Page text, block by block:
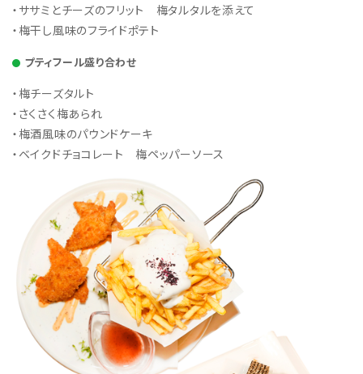
・ササミとチーズのフリット 梅タルタルを添えて
・梅干し風味のフライドポテト
プティフール盛り合わせ
・梅チーズタルト
・さくさく梅あられ
・梅酒風味のパウンドケーキ
・ベイクドチョコレート 梅ペッパーソース